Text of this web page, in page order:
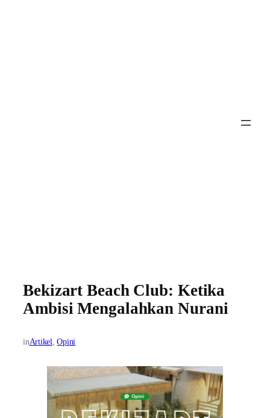
Bekizart Beach Club: Ketika
Ambisi Mengalahkan Nurani
inArtikel, Opini